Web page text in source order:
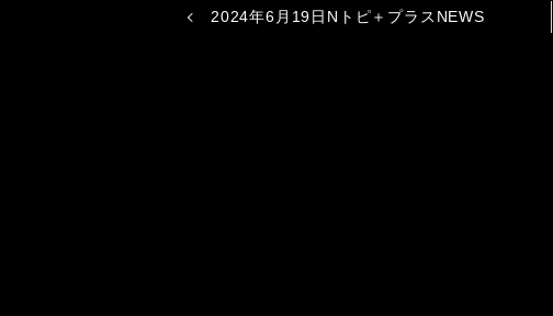
2024年6月19日Nトピ＋プラスNEWS